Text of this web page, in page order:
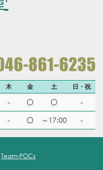
木 金 土 日・祝
-
-
- ～17:00 -
Team-POCs